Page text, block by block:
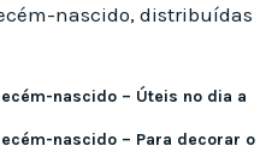
nascido, distribuídas
nascido – Úteis no dia a
nascido – Para decorar o